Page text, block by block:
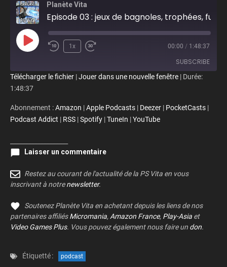
Planète Vita
Play Episode 1x 00:00 / 1:48:37
SUBSCRIBE
Amazon
Deezer PocketCasts
Podcast Addict RSS
YouTube
RSS FEED
Télécharger le fichier |Jouer dans une nouvelle fenêtre | Durée:
1:48:37
Abonnement :Amazon |Apple Podcasts | Deezer | PocketCasts |
Podcast Addict | RSS |Spotify |TuneIn |YouTube
Laisser un commentaire
Restez au courant de l'actualité de la PS Vita en vous
inscrivant à notrenewsletter.
Soutenez Planète Vita en achetant depuis les liens de nos
partenaires affiliésMicromania,Amazon France, Play-Asia et
Video Games Plus. Vous pouvez également nous faire un don.
Étiquetté : podcast